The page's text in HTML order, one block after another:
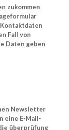
zukommen
Fall von
Daten geben
Newsletter
eine E-Mail-
überprüfung